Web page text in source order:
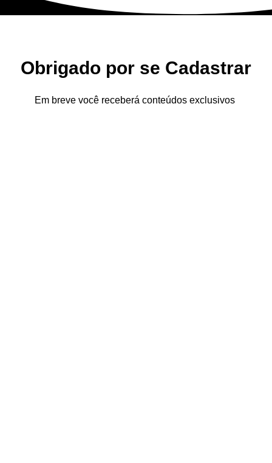
Obrigado por se Cadastrar
Em breve você receberá conteúdos exclusivos